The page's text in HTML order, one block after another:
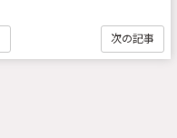
次の記事